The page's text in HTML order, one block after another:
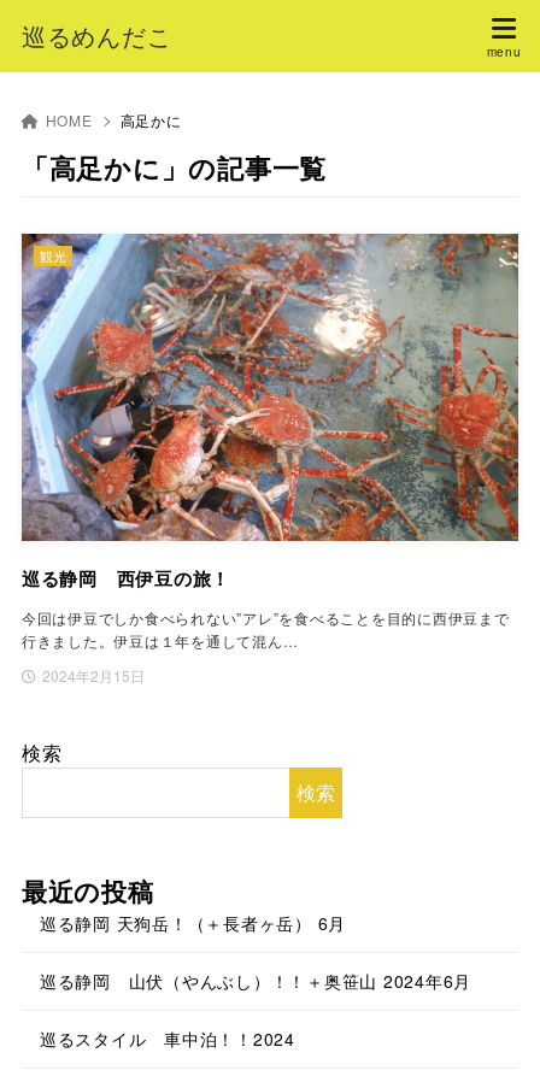
巡るめんだこ
HOME 高足かに
「高足かに」の記事一覧
巡る静岡 西伊豆の旅！
今回は伊豆でしか食べられない”アレ”を食べることを目的に西伊豆まで
行きました。伊豆は１年を通して混ん…
2024年2月15日
観光
検索
検索
最近の投稿
巡る静岡 天狗岳！（＋長者ヶ岳） 6月
巡る静岡 山伏（やんぶし）！！＋奥笹山 2024年6月
巡るスタイル 車中泊！！2024